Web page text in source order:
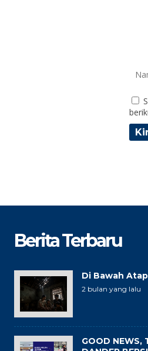
Berita Terbaru
Di Bawah
2 bulan yang lalu
GOOD NEWS,